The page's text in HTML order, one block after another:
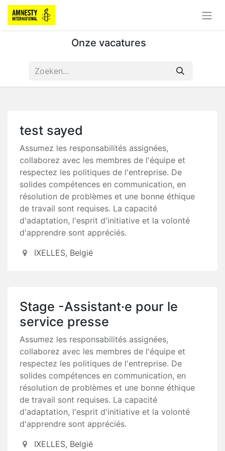
Onze vacatures
test sayed
Assumez les responsabilités assignées,
collaborez avec les membres de l'équipe et
respectez les politiques de l'entreprise. De
solides compétences en communication, en
résolution de problèmes et une bonne éthique
de travail sont requises. La capacité
d'adaptation, l'esprit d'initiative et la volonté
d'apprendre sont appréciés.
IXELLES, België
Stage -Assistant·e pour le
service presse
Assumez les responsabilités assignées,
collaborez avec les membres de l'équipe et
respectez les politiques de l'entreprise. De
solides compétences en communication, en
résolution de problèmes et une bonne éthique
de travail sont requises. La capacité
d'adaptation, l'esprit d'initiative et la volonté
d'apprendre sont appréciés.
IXELLES, België